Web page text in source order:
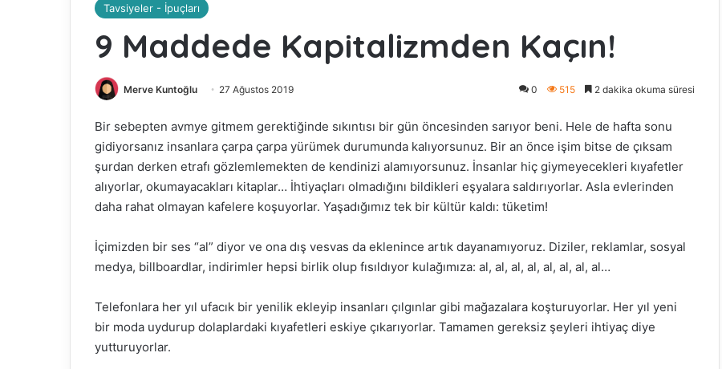
Tavsiyeler - İpuçları
9 Maddede Kapitalizmden Kaçın!
Merve Kuntoğlu 27 Ağustos 2019 0 515 2 dakika okuma süresi
Bir sebepten avmye gitmem gerektiğinde sıkıntısı bir gün öncesinden sarıyor beni. Hele de hafta sonu
gidiyorsanız insanlara çarpa çarpa yürümek durumunda kalıyorsunuz. Bir an önce işim bitse de çıksam
şurdan derken etrafı gözlemlemekten de kendinizi alamıyorsunuz. İnsanlar hiç giymeyecekleri kıyafetler
alıyorlar, okumayacakları kitaplar… İhtiyaçları olmadığını bildikleri eşyalara saldırıyorlar. Asla evlerinden
daha rahat olmayan kafelere koşuyorlar. Yaşadığımız tek bir kültür kaldı: tüketim!
İçimizden bir ses “al” diyor ve ona dış vesvas da eklenince artık dayanamıyoruz. Diziler, reklamlar, sosyal
medya, billboardlar, indirimler hepsi birlik olup fısıldıyor kulağımıza: al, al, al, al, al, al, al, al…
Telefonlara her yıl ufacık bir yenilik ekleyip insanları çılgınlar gibi mağazalara koşturuyorlar. Her yıl yeni
bir moda uydurup dolaplardaki kıyafetleri eskiye çıkarıyorlar. Tamamen gereksiz şeyleri ihtiyaç diye
yutturuyorlar.